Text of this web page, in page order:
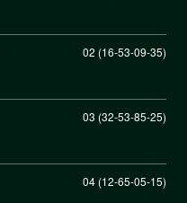
02 (16-53-09-35)
03 (32-53-85-25)
04 (12-65-05-15)